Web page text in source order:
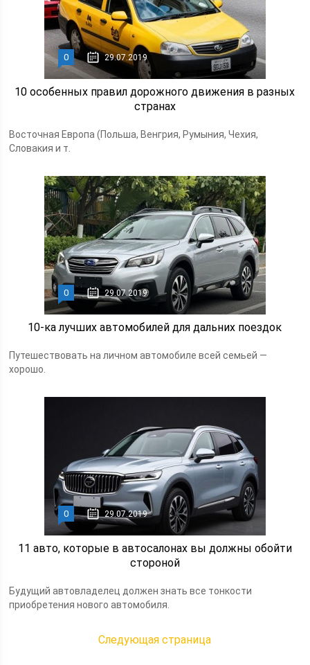
0 29.07.2019
10 особенных правил дорожного движения в разных
странах
Восточная Европа (Польша, Венгрия, Румыния, Чехия,
Словакия и т.
0 29.07.2019
10-ка лучших автомобилей для дальних поездок
Путешествовать на личном автомобиле всей семьей —
хорошо.
0 29.07.2019
11 авто, которые в автосалонах вы должны обойти
стороной
Будущий автовладелец должен знать все тонкости
приобретения нового автомобиля.
Следующая страница